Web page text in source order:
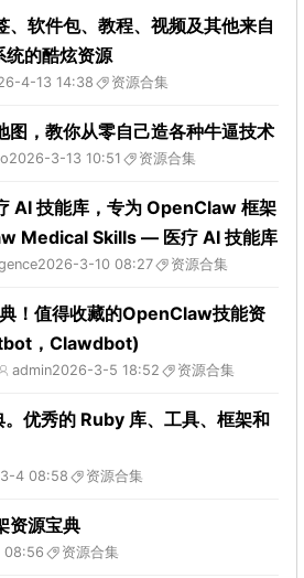
、软件包、教程、视频及其他来自
的酷炫资源
4-13 14:38 资源合集
图，教你从零自己造各种牛逼技术
2026-3-13 10:51 资源合集
AI 技能库，专为 OpenClaw 框架
Medical Skills — 医疗 AI 技能库
2026-3-10 08:27 资源合集
！值得收藏的OpenClaw技能资
，Clawdbot)
admin2026-3-5 18:52 资源合集
优秀的 Ruby 库、工具、框架和
4 08:58 资源合集
资源宝典
资源合集